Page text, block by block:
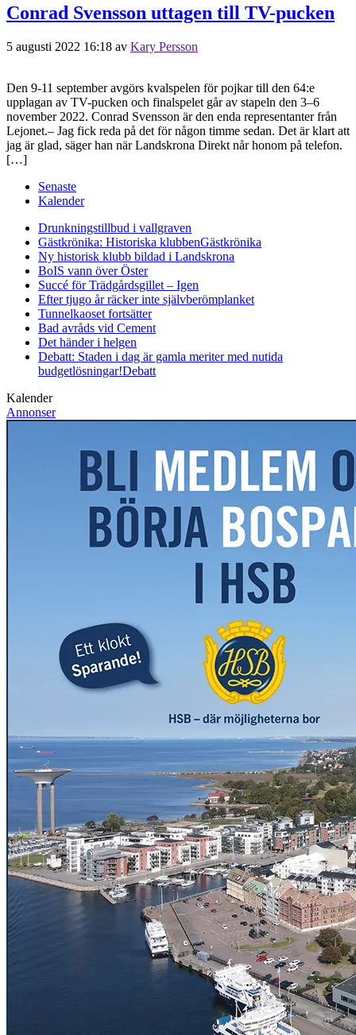
Conrad Svensson uttagen till TV-pucken
5 augusti 2022 16:18 av Kary Persson
Den 9-11 september avgörs kvalspelen för pojkar till den 64:e
upplagan av TV-pucken och finalspelet går av stapeln den 3–6
november 2022. Conrad Svensson är den enda representanter från
Lejonet.– Jag fick reda på det för någon timme sedan. Det är klart att
jag är glad, säger han när Landskrona Direkt når honom på telefon.
[…]
Senaste
Kalender
Drunkningstillbud i vallgraven
Gästkrönika: Historiska klubbenGästkrönika
Ny historisk klubb bildad i Landskrona
BoIS vann över Öster
Succé för Trädgårdsgillet – Igen
Efter tjugo år räcker inte självberömplanket
Tunnelkaoset fortsätter
Bad avråds vid Cement
Det händer i helgen
Debatt: Staden i dag är gamla meriter med nutida
budgetlösningar!Debatt
Kalender
Annonser